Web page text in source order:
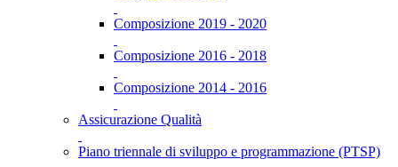
Composizione 2019 - 2020
Composizione 2016 - 2018
Composizione 2014 - 2016
Assicurazione Qualità
Piano triennale di sviluppo e programmazione (PTSP)